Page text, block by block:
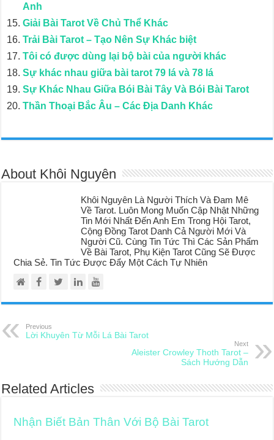
Anh
Giải Bài Tarot Về Chủ Thể Khác
Trải Bài Tarot – Tạo Nên Sự Khác biệt
Tôi có được dùng lại bộ bài của người khác
Sự khác nhau giữa bài tarot 79 lá và 78 lá
Sự Khác Nhau Giữa Bói Bài Tây Và Bói Bài Tarot
Thần Thoại Bắc Âu – Các Địa Danh Khác
About Khôi Nguyên
Khôi Nguyên Là Người Thích Và Đam Mê
Về Tarot. Luôn Mong Muốn Cập Nhật Những
Tin Mới Nhất Đến Anh Em Trong Hội Tarot,
Cộng Đồng Tarot Danh Cả Người Mới Và
Người Cũ. Cùng Tin Tức Thì Các Sản Phẩm
Về Bài Tarot, Phụ Kiện Tarot Cũng Sẽ Được
Chia Sẻ. Tin Tức Được Đẩy Một Cách Tự Nhiên
Previous
Lời Khuyên Từ Mỗi Lá Bài Tarot
Next
Aleister Crowley Thoth Tarot –
Sách Hướng Dẫn
Related Articles
Nhận Biết Bản Thân Với Bộ Bài Tarot